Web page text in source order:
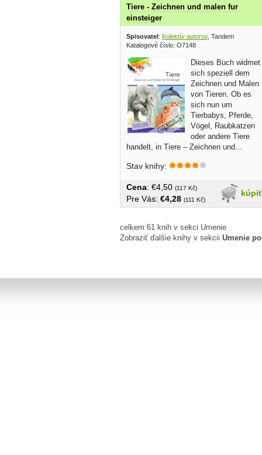
Tiere - Zeichnen und malen fur
einsteiger
Spisovatel : Kolektív autorov, Tandem
Katalogové číslo: O7148
Dieses Buch widmet
sich speziell dem
Zeichnen und Malen
von Tieren. Ob es
sich nun um
Tierbabys, Pferde,
Vögel, Raubkatzen
oder andere Tiere
handelt, in Tiere – Zeichnen und...
Stav knihy:
kúpiť
Cena: €4,50 (117 Kč)
Pre Vás: €4,28 (111 Kč)
celkem 61 knih v sekci Umenie
Zobraziť ďalšie knihy v sekcii Umenie